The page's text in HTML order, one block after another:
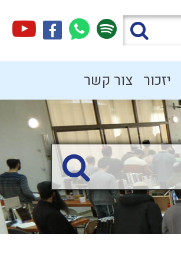
יזכור צור קשר